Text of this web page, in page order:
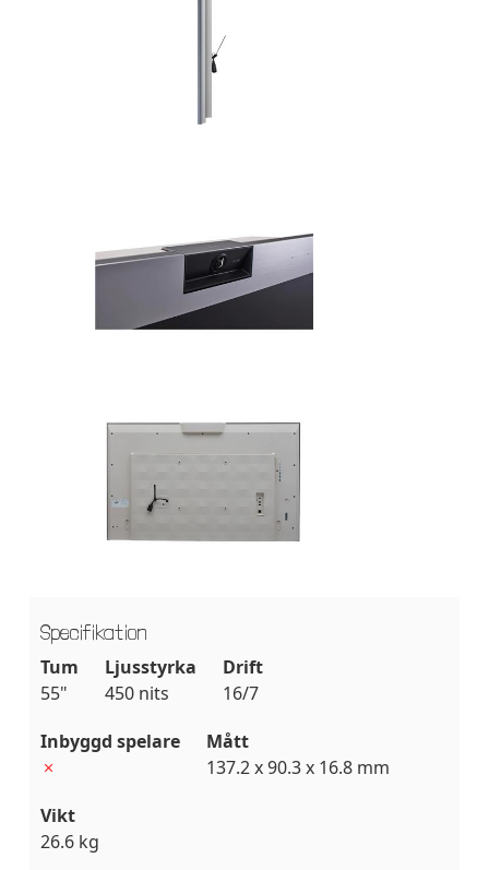
Specifikation
Tum
55"
Ljusstyrka
450 nits
Drift
16/7
Inbyggd spelare
Mått
137.2 x 90.3 x 16.8 mm
Vikt
26.6 kg